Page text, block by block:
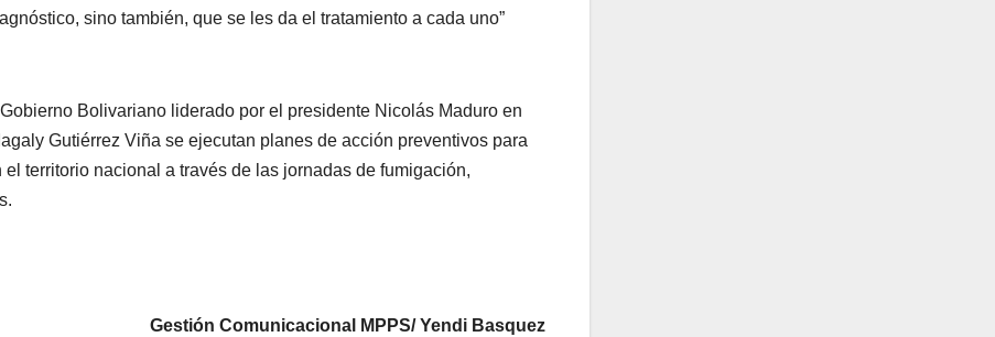
sino también, que se les da el tratamiento a cada uno”
Bolivariano liderado por el presidente Nicolás Maduro en
Gutiérrez Viña se ejecutan planes de acción preventivos para
territorio nacional a través de las jornadas de fumigación,
Gestión Comunicacional MPPS/ Yendi Basquez